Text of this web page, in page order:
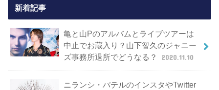
新着記事
亀と山Pのアルバムとライブツアーは
中止でお蔵入り？山下智久のジャニー
ズ事務所退所でどうなる？
2020.11.10
ニランシ・パテルのインスタやTwitter